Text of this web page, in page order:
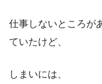
仕事しないところが
ていたけど、
しまいには、